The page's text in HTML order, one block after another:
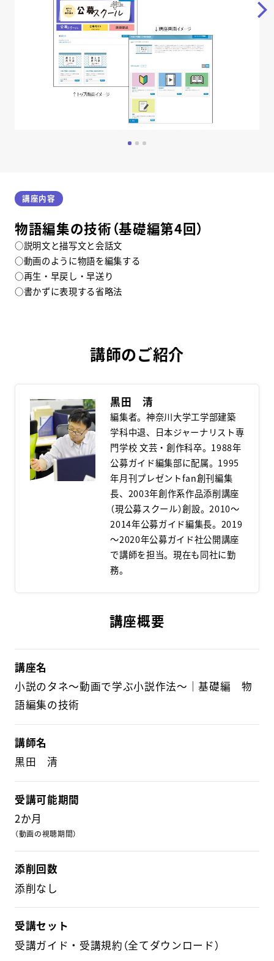
講座内容
物語編集の技術（基礎編第4回）
○説明文と描写文と会話文
○動画のように物語を編集する
○再生・早戻し・早送り
○書かずに表現する省略法
講師のご紹介
黒田 清
編集者。神奈川大学工学部建築
学科中退、日本ジャーナリスト専
門学校 文芸・創作科卒。1988年
公募ガイド編集部に配属。1995
年月刊プレゼントfan創刊編集
長、2003年創作系作品添削講座
（現公募スクール）創設。2010～
2014年公募ガイド編集長。2019
～2020年公募ガイド社公開講座
で講師を担当。現在も同社に勤
務。
講座概要
講座名
小説のタネ～動画で学ぶ小説作法～｜基礎編 物
語編集の技術
講師名
黒田 清
受講可能期間
2か月
（動画の視聴期間）
添削回数
添削なし
受講セット
受講ガイド・受講規約（全てダウンロード）